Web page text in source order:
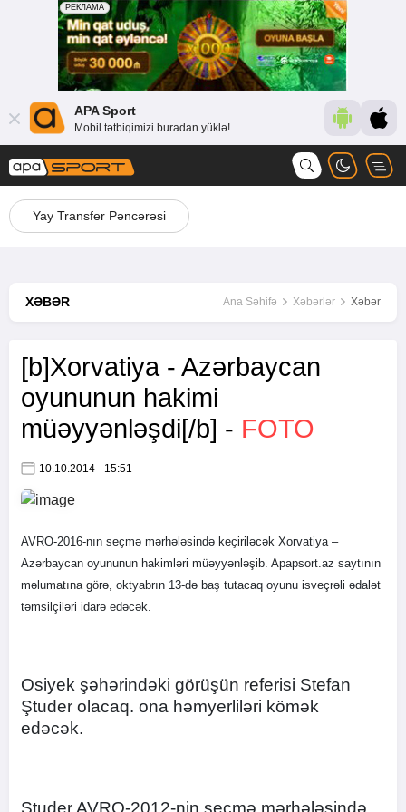
APA Sport
Mobil tətbiqimizi buradan yüklə!
Yay Transfer Pəncərəsi
XƏBƏR Ana Səhifə Xəbərlər Xəbər
[b]Xorvatiya - Azərbaycan
oyununun hakimi
müəyyənləşdi[/b] - FOTO
10.10.2014 - 15:51
AVRO-2016-nın seçmə mərhələsində keçiriləcək Xorvatiya –
Azərbaycan oyununun hakimləri müəyyənləşib. Apapsort.az saytının
məlumatına görə, oktyabrın 13-də baş tutacaq oyunu isveçrəli ədalət
təmsilçiləri idarə edəcək.
Osiyek şəhərindəki görüşün referisi Stefan
Ştuder olacaq. ona həmyerliləri kömək
edəcək.
Studer AVRO-2012-nin seçmə mərhələsində